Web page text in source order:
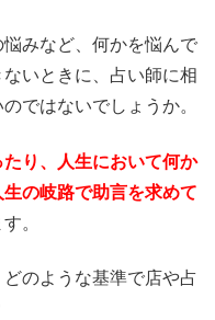
みなど、何かを悩んで
いときに、占い師に相
ではないでしょうか。
り、人生において何か
の岐路で助言を求めて
。
のような基準で店や占